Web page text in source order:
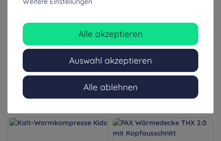
inkl. ges. MwSt.
4-8 Tage (Ausland: 8-14 Tage)
inkl. ges. MwSt.
4-8 Tage (Ausland: 8-14 Tage)
Alle akzeptieren
Auswahl akzeptieren
Alle ablehnen